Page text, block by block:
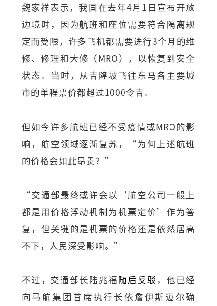
魏家祥表示，我国在去年4月1日宣布开放
边境时，因为航班和座位需要符合隔离规
定而受限，许多飞机都需要进行3个月的维
修、修理和大修（MRO），以恢复到安全
状态。当时，从吉隆坡飞往东马各主要城
市的单程票价都超过1000令吉。
但如今许多航班已经不受疫情或MRO的影
响，航空领域逐渐复苏，“为何上述航班
的价格会如此昂贵？”
“交通部最终或许会以‘航空公司一般上
都是用价格浮动机制为机票定价’作为答
复，但关键的是机票的价格还是依然居高
不下，人民深受影响。”
不过，交通部长陆兆福随后反驳 ，他已经
向马航集团首席执行长依詹伊斯迈尔确